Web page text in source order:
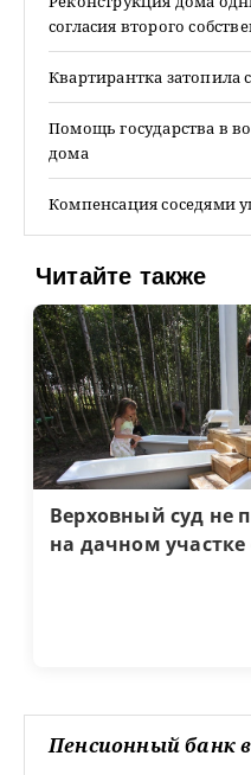
согласия второго
Квартирантка затопила
Помощь государства в
дома
Компенсация соседями
Читайте также
Верховный суд не
на дачном
Пенсионный банк